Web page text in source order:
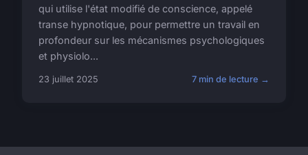
qui utilise l'état modifié de conscience, appelé
transe hypnotique, pour permettre un travail en
profondeur sur les mécanismes psychologiques
et physiolo...
23 juillet 2025 7 min de lecture →